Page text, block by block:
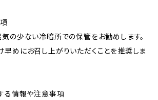
の少ない冷暗所での保管をお勧めします。
早めにお召し上がりいただくことを推奨しま
る情報や注意事項